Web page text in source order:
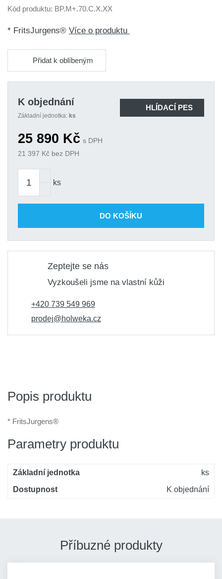
Kód produktu: BP.M+.70.C.X.XX
* FritsJurgens® Více o produktu
Přidat k oblíbeným
K objednání
Základní jednotka: ks
HLÍDACÍ PES
25 890 Kč s DPH
21 397 Kč bez DPH
ks
DO KOŠÍKU
Zeptejte se nás
Vyzkoušeli jsme na vlastní kůži
+420 739 549 969
prodej@holweka.cz
Popis produktu
* FritsJurgens®
Parametry produktu
Základní jednotka
ks
Dostupnost
K objednání
Příbuzné produkty